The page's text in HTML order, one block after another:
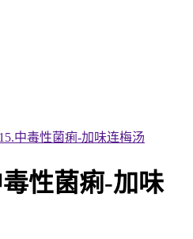
中毒性菌痢-加味连梅汤
性菌痢-加味